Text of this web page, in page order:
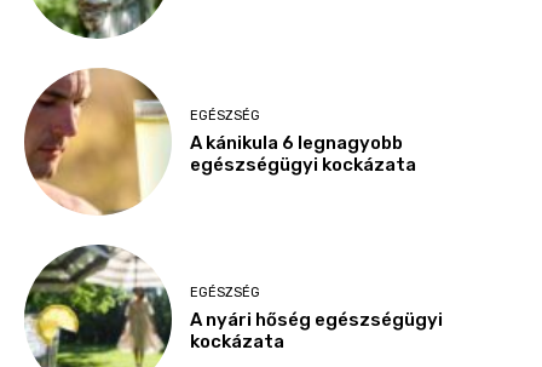
EGÉSZSÉG
A kánikula 6 legnagyobb
egészségügyi kockázata
EGÉSZSÉG
A nyári hőség egészségügyi
kockázata